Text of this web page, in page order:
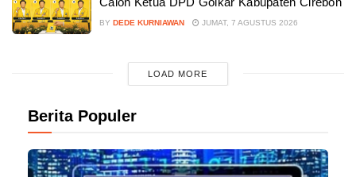
BY DEDE KURNIAWAN JUMAT, 7 AGUSTUS 2026
LOAD MORE
Berita Populer